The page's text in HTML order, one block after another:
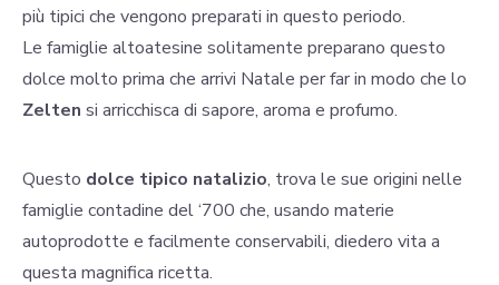
più tipici che vengono preparati in questo periodo.
Le famiglie altoatesine solitamente preparano questo
dolce molto prima che arrivi Natale per far in modo che lo
Zelten si arricchisca di sapore, aroma e profumo.
Questo dolce tipico natalizio, trova le sue origini nelle
famiglie contadine del ‘700 che, usando materie
autoprodotte e facilmente conservabili, diedero vita a
questa magnifica ricetta.